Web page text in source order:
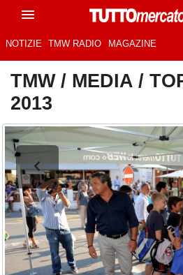
NOTIZIE TMW RADIO MAGAZINE
TMW/ MEDIA /
2013